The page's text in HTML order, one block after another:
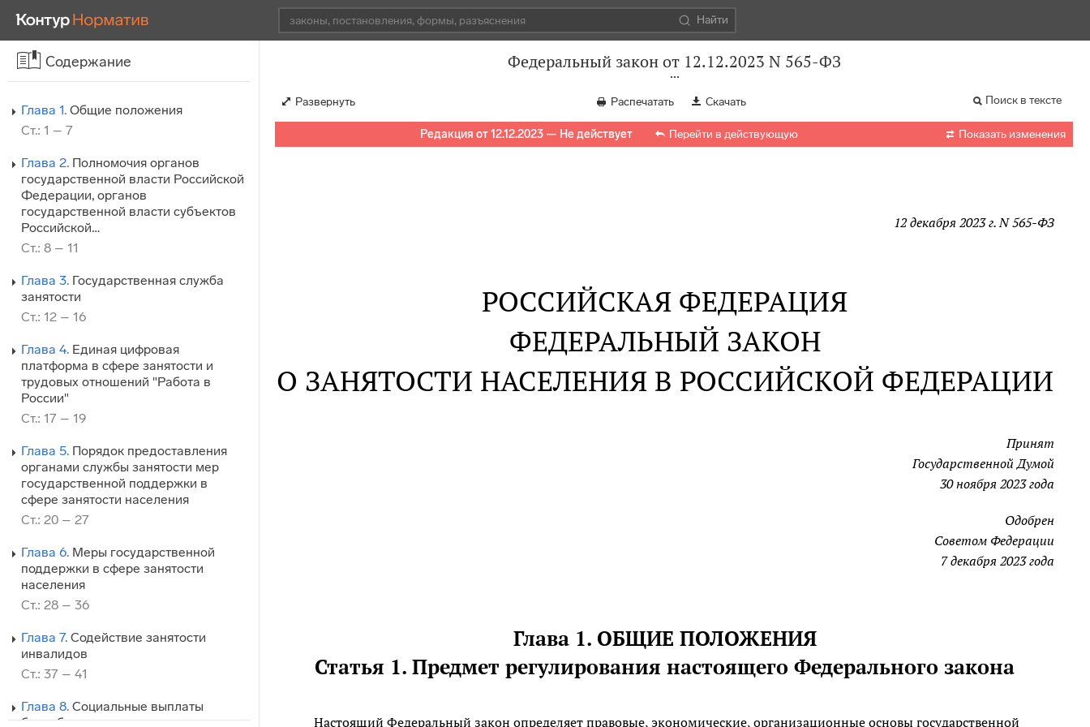
Найти
Содержание
Глава 1. Общие положения
Ст.: 1 – 7
Глава 2. Полномочия органов
государственной власти Российской
Федерации, органов
государственной власти субъектов
Российской…
Ст.: 8 – 11
Глава 3. Государственная служба
занятости
Ст.: 12 – 16
Глава 4. Единая цифровая
платформа в сфере занятости и
трудовых отношений "Работа в
России"
Ст.: 17 – 19
Глава 5. Порядок предоставления
органами службы занятости мер
государственной поддержки в
сфере занятости населения
Ст.: 20 – 27
Глава 6. Меры государственной
поддержки в сфере занятости
населения
Ст.: 28 – 36
Глава 7. Содействие занятости
инвалидов
Ст.: 37 – 41
Глава 8. Социальные выплаты
безработным гражданам и иным
Федеральный закон от 12.12.2023 N 565-ФЗ
Развернуть Распечатать Скачать Поиск в тексте
Редакция от 12.12.2023 — Не действует Перейти в действующую  Показать изменения
12 декабря 2023 г. N 565-ФЗ
РОССИЙСКАЯ ФЕДЕРАЦИЯ
ФЕДЕРАЛЬНЫЙ ЗАКОН
О ЗАНЯТОСТИ НАСЕЛЕНИЯ В РОССИЙСКОЙ ФЕДЕРАЦИИ
Принят
Государственной Думой
30 ноября 2023 года
Одобрен
Советом Федерации
7 декабря 2023 года
Глава 1. ОБЩИЕ ПОЛОЖЕНИЯ
Статья 1. Предмет регулирования настоящего Федерального закона
Настоящий Федеральный закон определяет правовые, экономические, организационные основы государственной